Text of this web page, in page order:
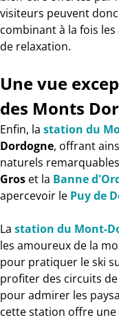
visiteurs peuvent
combinant à la fois
de relaxation.
Une vue
des Monts
Enfin, la station du
Dordogne, offrant
naturels
Gros et la Banne
apercevoir le Puy de
La station du Mont-
les amoureux de la
pour pratiquer le ski
profiter des circuits
pour admirer les
cette station offre une